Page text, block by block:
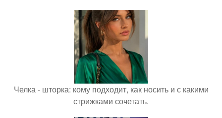
Челка - шторка: кому подходит, как носить и с какими
стрижками сочетать.